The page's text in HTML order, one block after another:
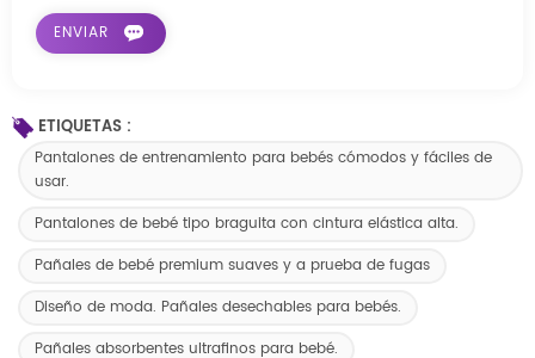
ETIQUETAS :
Pantalones de entrenamiento para bebés cómodos y fáciles de
usar.
Pantalones de bebé tipo braguita con cintura elástica alta.
Pañales de bebé premium suaves y a prueba de fugas
Diseño de moda. Pañales desechables para bebés.
Pañales absorbentes ultrafinos para bebé.